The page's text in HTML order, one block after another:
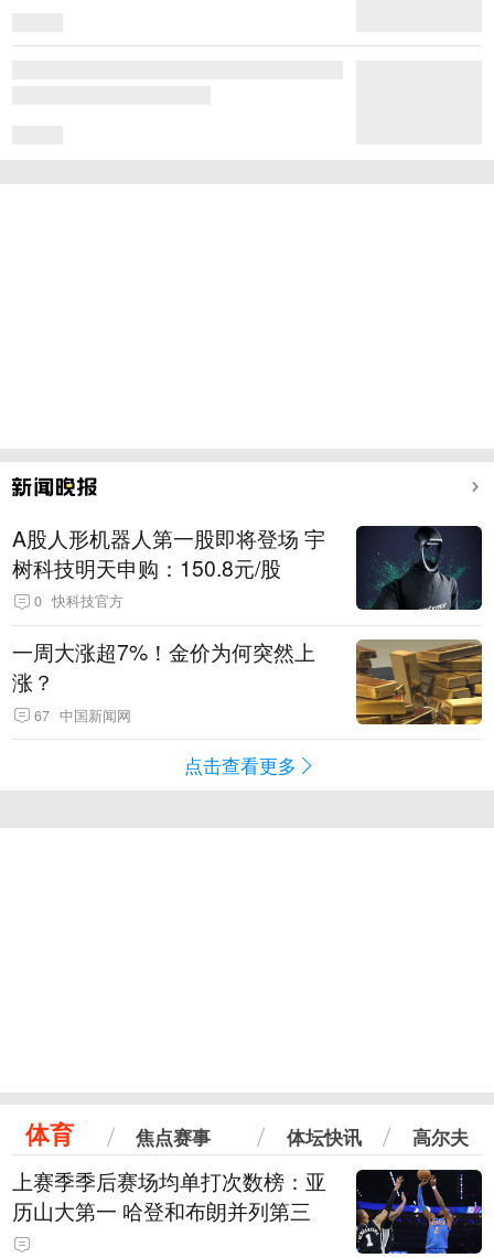
A股人形机器人第一股即将登场 宇
树科技明天申购：150.8元/股
0 快科技官方
一周大涨超7%！金价为何突然上
涨？
67 中国新闻网
点击查看更多
体育 焦点赛事 体坛快讯 高尔夫
上赛季季后赛场均单打次数榜：亚
历山大第一 哈登和布朗并列第三